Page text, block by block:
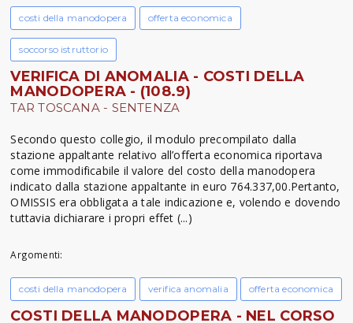
costi della manodopera offerta economica
soccorso istruttorio
VERIFICA DI ANOMALIA - COSTI DELLA
MANODOPERA - (108.9)
TAR TOSCANA - SENTENZA
Secondo questo collegio, il modulo precompilato dalla
stazione appaltante relativo all’offerta economica riportava
come immodificabile il valore del costo della manodopera
indicato dalla stazione appaltante in euro 764.337,00.Pertanto,
OMISSIS era obbligata a tale indicazione e, volendo e dovendo
tuttavia dichiarare i propri effet (...)
Argomenti:
costi della manodopera verifica anomalia offerta economica
COSTI DELLA MANODOPERA - NEL CORSO